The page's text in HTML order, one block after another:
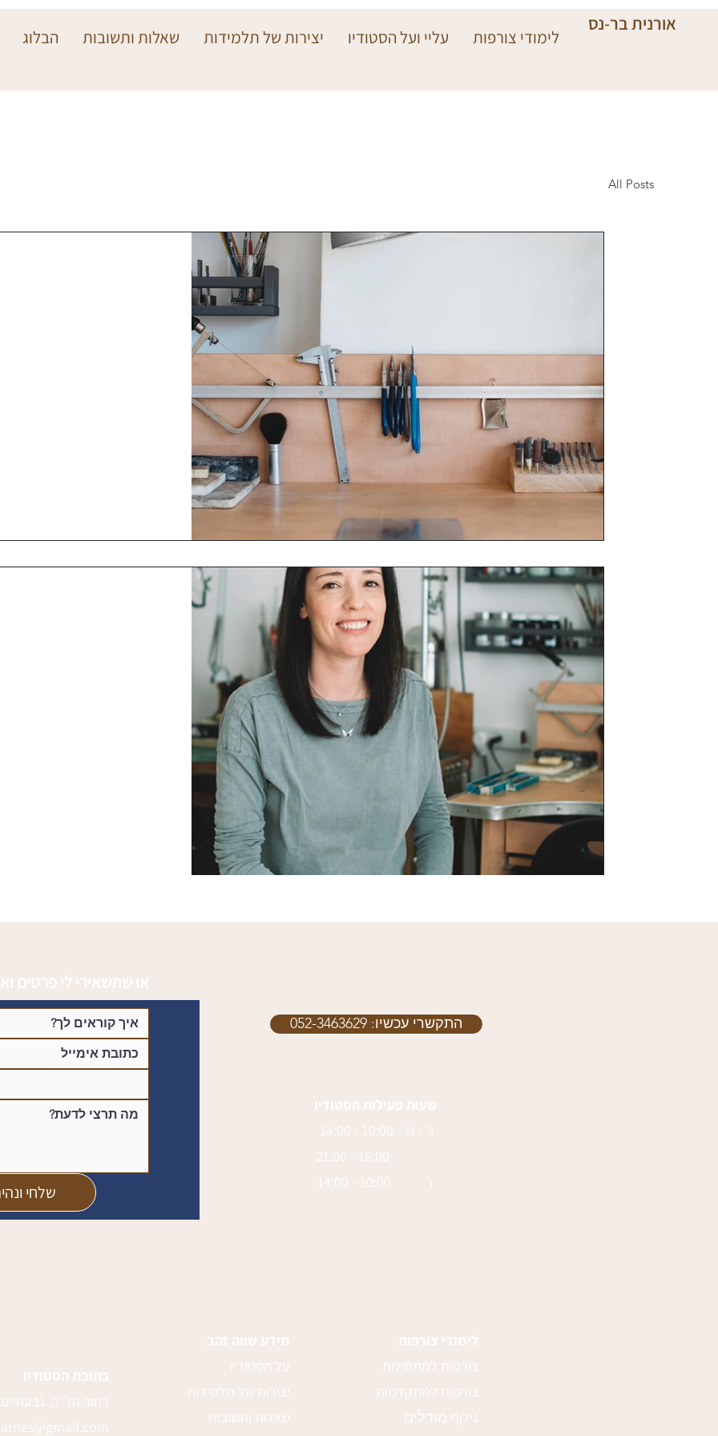
אורנית בר-נס
לימודי צורפות עליי ועל הסטודיו יצירות של תלמידות שאלות ותשובות הבלוג
All Posts
ציוד צורפות - כל מה שחשוב לדעת
מה קונים לפני שמתחילים ללמוד צורפות? אני מסבירה איזה ציוד באמת
נחוץ, מה כדאי להשקיע בו ומה אפשר לדחות.
איך הגעתי לתחום צורפות התכשיטים?
פוסט היכרות
איך מגיעים לצורפות? אני מספרת על הדרך שלי – מהרגע הראשון בגיל
19 ועד לסטודיו שפתחתי.
או שתשאירי לי פרטים
שלחי
התקשרי עכשיו: 052-3463629
שעות פעילות הסטודיו
ג' - ה' 10:00 - 14:00
כתובת הסטודיו
רחוב הל"ה, גבעתיים
מידע שווה זהב
על הסטודיו
יצירות של תלמידות
שאלות ותשובות
לימודי צורפות
צורפות למתחילות
צורפות למתקדמות
ג ילוף מודלים